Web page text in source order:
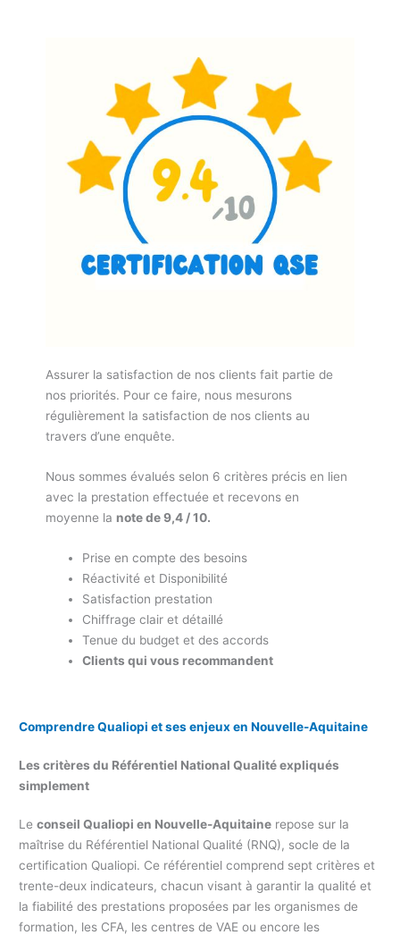
Assurer la satisfaction de nos clients fait partie de
nos priorités. Pour ce faire, nous mesurons
régulièrement la satisfaction de nos clients au
travers d’une enquête.
Nous sommes évalués selon 6 critères précis en lien
avec la prestation effectuée et recevons en
moyenne la note de 9,4 / 10.
Prise en compte des besoins
Réactivité et Disponibilité
Satisfaction prestation
Chiffrage clair et détaillé
Tenue du budget et des accords
Clients qui vous recommandent
Comprendre Qualiopi et ses enjeuxen Nouvelle-Aquitaine
Les critères du Référentiel National Qualité expliqués
simplement
Leconseil Qualiopi en Nouvelle-Aquitaine repose sur la
maîtrise du Référentiel National Qualité (RNQ), socle de la
certification Qualiopi. Ce référentiel comprend sept critères et
trente-deux indicateurs, chacun visant à garantir la qualité et
la fiabilité des prestations proposées par les organismes de
formation, les CFA, les centres de VAE ou encore les